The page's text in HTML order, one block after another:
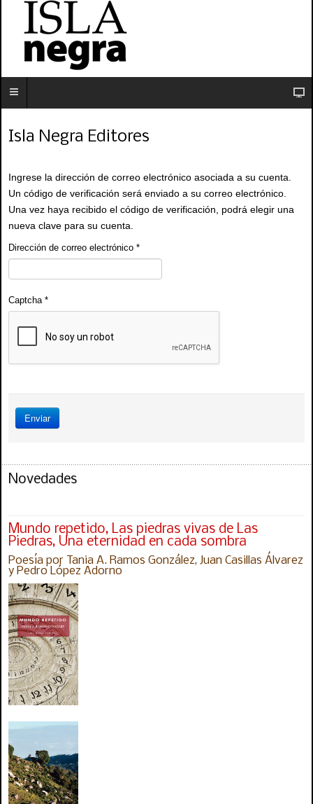
Isla Negra Editores
Ingrese la dirección de correo electrónico asociada a su cuenta.
Un código de verificación será enviado a su correo electrónico.
Una vez haya recibido el código de verificación, podrá elegir una
nueva clave para su cuenta.
Dirección de correo electrónico *
Captcha*
Enviar
Novedades
Mundo repetido, Las piedras vivas de Las
Piedras, Una eternidad en cada sombra
Poesía por Tania A. Ramos González, Juan Casillas Álvarez
y Pedro López Adorno